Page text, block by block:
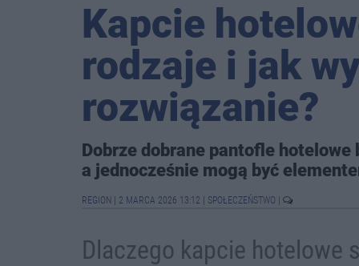
Kapcie
rodzaje i jak
rozwiązanie?
Dobrze dobrane pantofle
a jednocześnie mogą być
REGION 2 MARCA 2026 13:12 SPOŁECZEŃSTWO
Dlaczego kapcie hotelowe